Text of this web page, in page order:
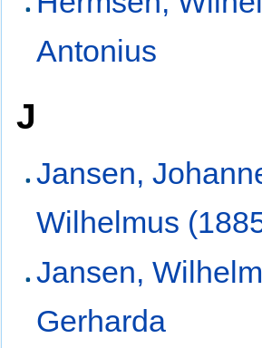
Antonius
J
Jansen,
Wilhelmus
Jansen,
Gerharda